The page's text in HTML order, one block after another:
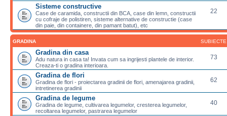
Sisteme constructive
Case de caramida, constructii din BCA, case din lemn, constructii
cu cofraje de polistiren, sisteme alternative de constructie (case
din paie, din containere, din pamant batut), etc
22
GRADINA SUBIECTE
Gradina din casa
Adu natura in casa ta! Invata cum sa ingrijesti plantele de interior.
Creaza-ti o gradina interioara.
73
Gradina de flori
Gradina de flori - proiectarea gradinii de flori, amenajarea gradinii,
intretinerea gradinii
62
Gradina de legume
Gradina de legume, cultivarea legumelor, cresterea legumelor,
recoltarea legumelor, pastrarea legumelor
40